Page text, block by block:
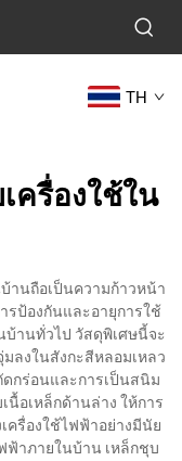
TH
ครื่องใช้ใน
านถือเป็นความก้าวหน้า
รป้องกันและอายุการใช้
านทั่วไป วัสดุพิเศษนี้จะ
ลงในสังกะสีหลอมเหลว
กร่อนและการเป็นสนิม
นื้อเหล็กด้านล่าง ให้การ
ครื่องใช้ไฟฟ้าอย่างมีนัย
ฟ้าภายในบ้าน เหล็กชุบ